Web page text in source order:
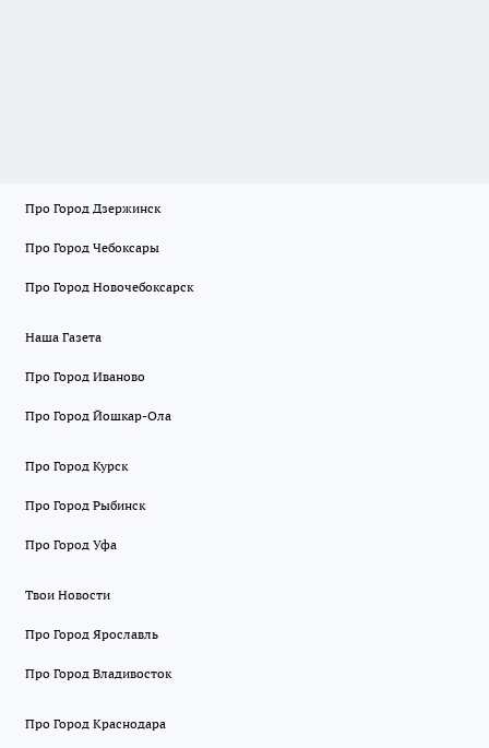
Про Город Дзержинск
Про Город Чебоксары
Про Город Новочебоксарск
Наша Газета
Про Город Иваново
Про Город Йошкар-Ола
Про Город Курск
Про Город Рыбинск
Про Город Уфа
Твои Новости
Про Город Ярославль
Про Город Владивосток
Про Город Краснодара